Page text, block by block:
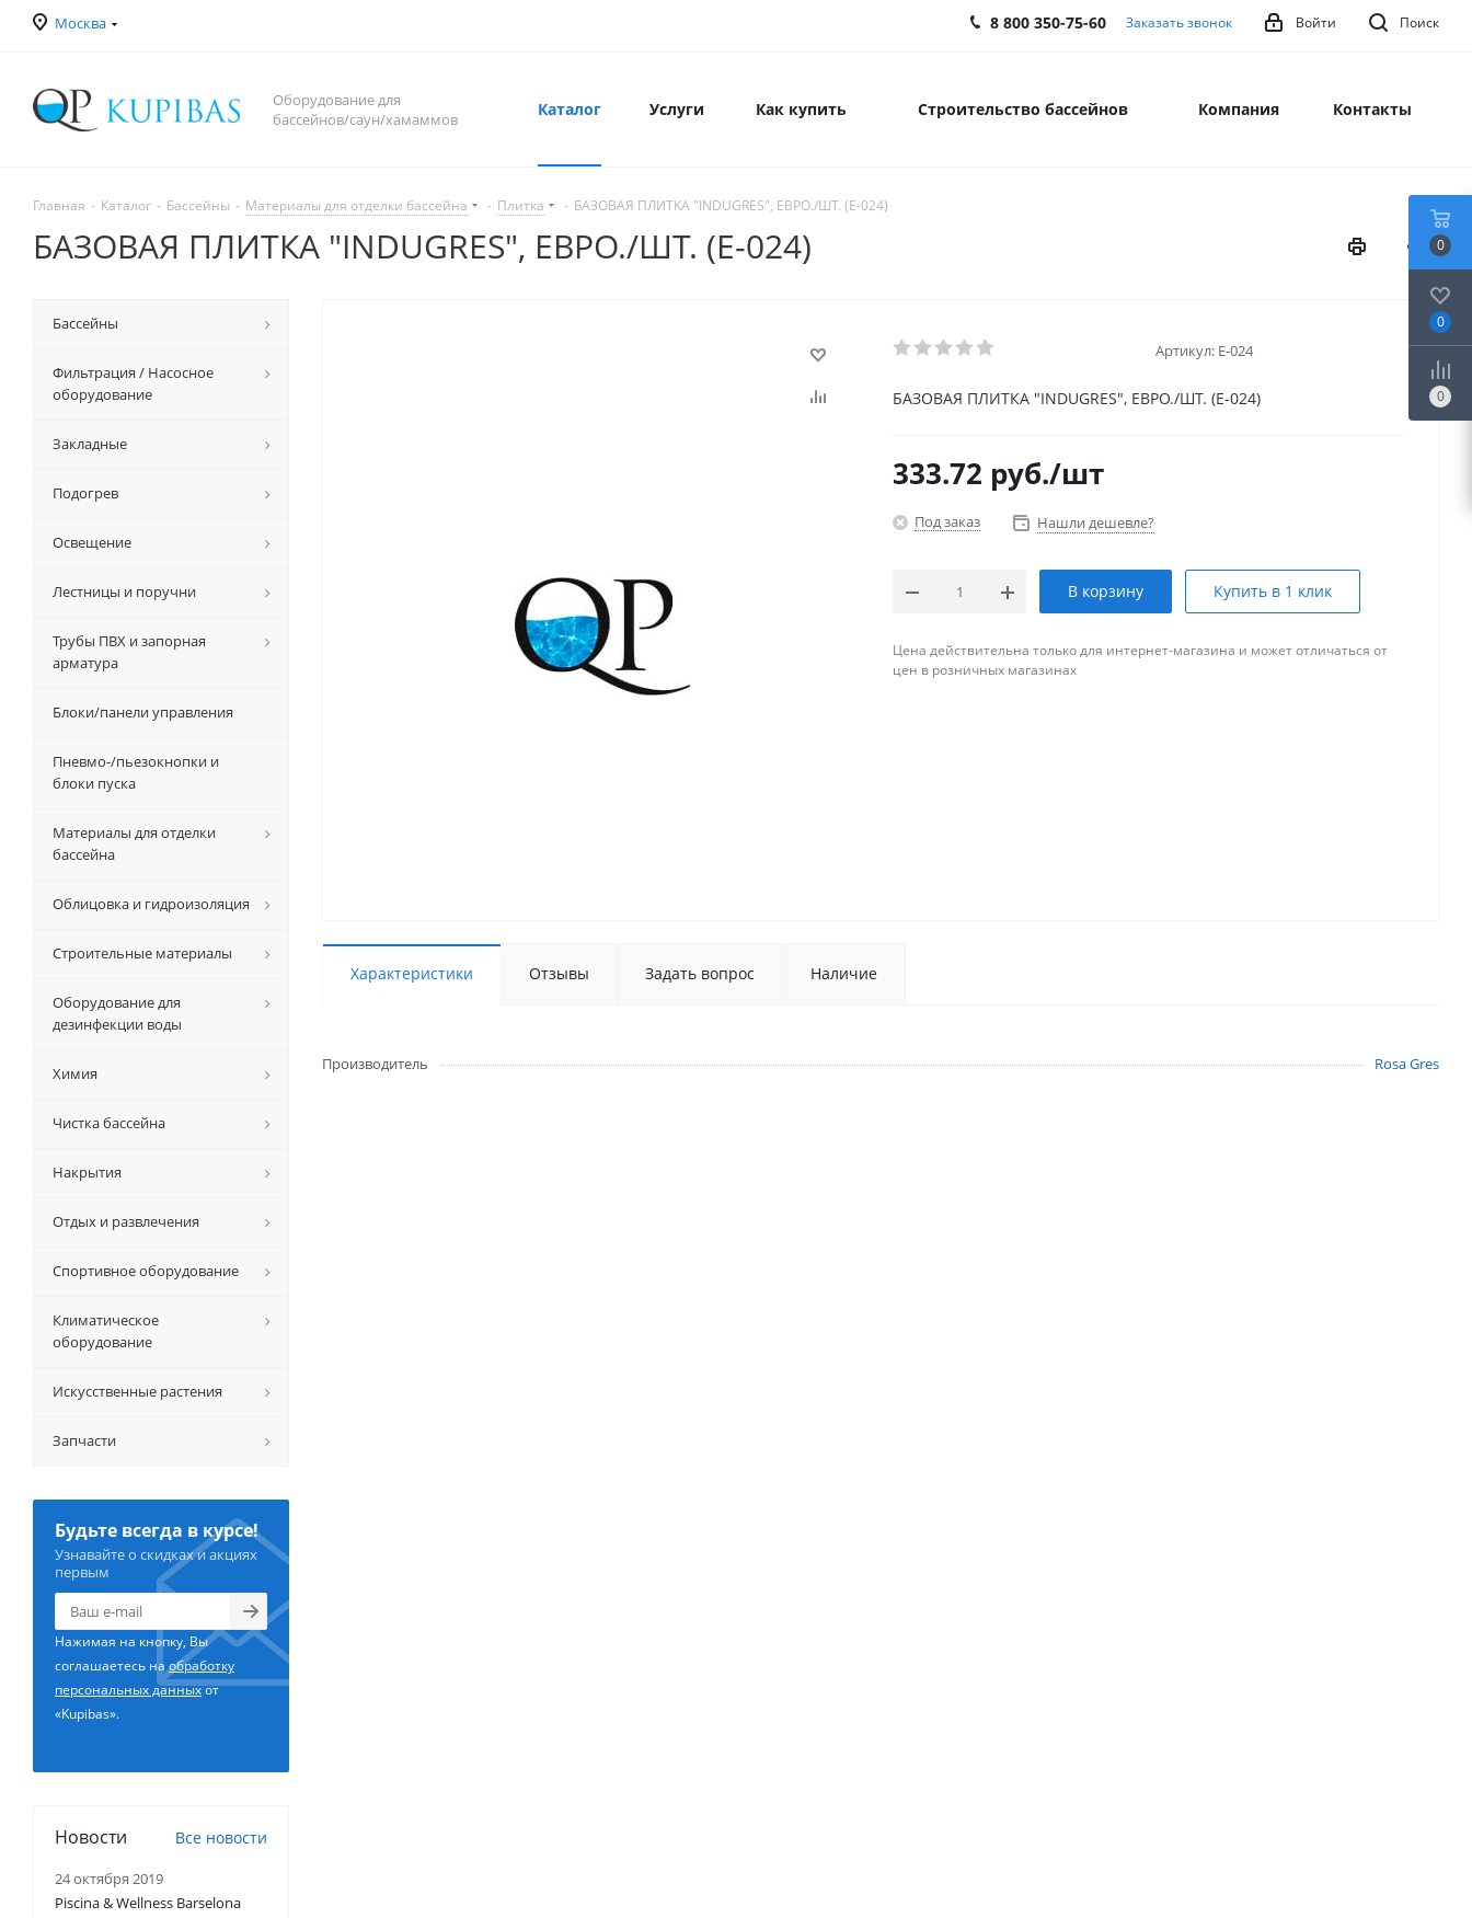
Москва Поиск
Войти
8 800 350-75-60 Заказать звонок
Оборудование для
бассейнов/саун/хамаммов
Каталог Услуги Как купить Строительство бассейнов Компания Контакты
Главная - Каталог - Бассейны - Материалы для отделки бассейна - Плитка - БАЗОВАЯ ПЛИТКА "INDUGRES", ЕВРО./ШТ. (E-024)
БАЗОВАЯ ПЛИТКА "INDUGRES", ЕВРО./ШТ. (E-024)
Артикул: E-024
БАЗОВАЯ ПЛИТКА "INDUGRES", ЕВРО./ШТ. (E-024)
333.72 руб./шт
Под заказ Нашли дешевле?
В корзину Купить в 1 клик
Цена действительна только для интернет-магазина и может отличаться от
цен в розничных магазинах
Характеристики Отзывы Задать вопрос Наличие
Производитель Rosa Gres
Бассейны
Фильтрация / Насосное
оборудование
Закладные
Подогрев
Освещение
Лестницы и поручни
Трубы ПВХ и запорная
арматура
Блоки/панели управления
Пневмо-/пьезокнопки и
блоки пуска
Материалы для отделки
бассейна
Облицовка и гидроизоляция
Строительные материалы
Оборудование для
дезинфекции воды
Химия
Чистка бассейна
Накрытия
Отдых и развлечения
Спортивное оборудование
Климатическое
оборудование
Искусственные растения
Запчасти
Будьте всегда в курсе!
Узнавайте о скидках и акциях
первым
Нажимая на кнопку, Вы
соглашаетесь наобработку
персональных данныхот
«Kupibas».
Новости Все новости
24 октября 2019
Piscina & Wellness Barselona
0
0
0